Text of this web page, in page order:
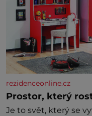
rezidenceonline.cz
Prostor, který
Je to svět, který se